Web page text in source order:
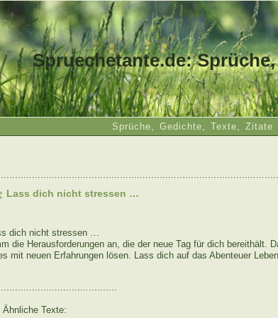
Spruechetante.de:
Sprüche, Gedichte, Texte, Zitate
Lass dich nicht stressen …
dich nicht stressen …
die Herausforderungen an, die der neue Tag für dich bereithält.
mit neuen Erfahrungen lösen. Lass dich auf das Abenteuer
Ähnliche Texte: